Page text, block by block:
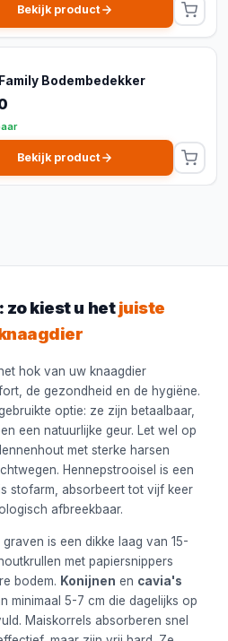
Bekijk product
Bodembedekker
Bekijk product
zo kiest u hetjuiste
hok van uw knaagdier
de gezondheid en de hygiëne.
optie: ze zijn betaalbaar,
een natuurlijke geur. Let wel op
met sterke harsen
Hennepstrooisel is een
stofarm, absorbeert tot vijf keer
afbreekbaar.
is een dikke laag van 15-
met papiersnippers
bodem. Konijnen en cavia's
minimaal 5-7 cm die dagelijks op
Maiskorrels absorberen snel